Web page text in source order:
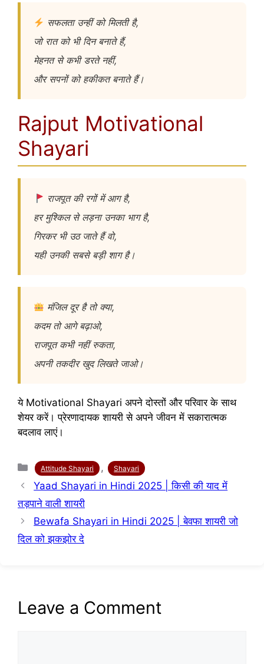
सफलता उन्हीं को मिलती है,
जो रात को भी दिन बनाते हैं,
मेहनत से कभी डरते नहीं,
और सपनों को हकीकत बनाते हैं।
Rajput Motivational
Shayari
राजपूत की रगों में आग है,
हर मुश्किल से लड़ना उनका भाग है,
गिरकर भी उठ जाते हैं वो,
यही उनकी सबसे बड़ी शाग है।
मंजिल दूर है तो क्या,
कदम तो आगे बढ़ाओ,
राजपूत कभी नहीं रुकता,
अपनी तकदीर खुद लिखते जाओ।
ये Motivational Shayari अपने दोस्तों और परिवार के साथ
शेयर करें। प्रेरणादायक शायरी से अपने जीवन में सकारात्मक
बदलाव लाएं।
Categories
Attitude Shayari , Shayari
Yaad Shayari in Hindi 2025 | किसी की याद में
तड़पाने वाली शायरी
Bewafa Shayari in Hindi 2025 | बेवफा शायरी जो
दिल को झकझोर दे
Leave a Comment